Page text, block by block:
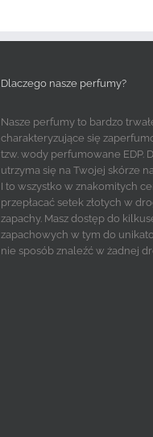
Dlaczego nasze perfumy?
Nasze perfumy to bardzo
charakteryzujące się
tzw. wody perfumowane EDP.
utrzyma się na Twojej skórze
I to wszystko w znakomitych
przepłacać setek złotych w
zapachy. Masz dostęp do
zapachowych w tym do
nie sposób znaleźć w żadnej